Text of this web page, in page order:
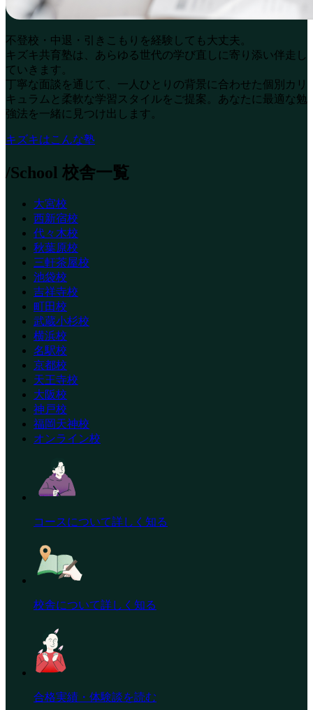
不登校・中退・引きこもりを経験しても大丈夫。
キズキ共育塾は、あらゆる世代の学び直しに寄り添い伴走し
ていきます。
丁寧な面談を通じて、一人ひとりの背景に合わせた個別カリ
キュラムと柔軟な学習スタイルをご提案。あなたに最適な勉
強法を一緒に見つけ出します。
キズキはこんな塾
/School 校舎一覧
大宮校
西新宿校
代々木校
秋葉原校
三軒茶屋校
池袋校
吉祥寺校
町田校
武蔵小杉校
横浜校
名駅校
京都校
天王寺校
大阪校
神戸校
福岡天神校
オンライン校
コースについて詳しく知る
校舎について詳しく知る
合格実績・体験談を読む